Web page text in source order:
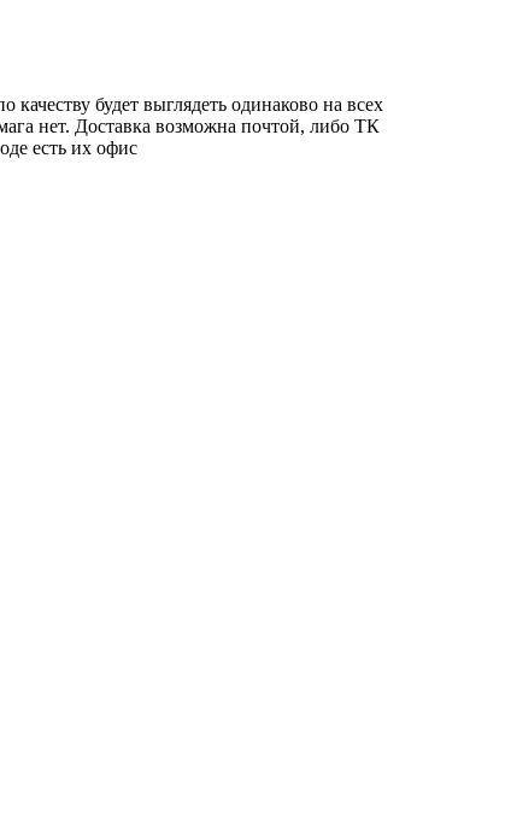
качеству будет выглядеть одинаково на всех
нет. Доставка возможна почтой, либо ТК
есть их офис